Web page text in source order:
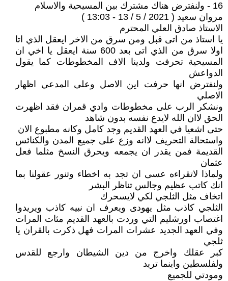
16 - ولنفترض هناك مشترك بين المسيحية والاسلام
مروان سعيد ( 2021 / 5 / 13 - 13:03 )
الاستاذ صادق العلي المحترم
يا استاذ من اتى قبل ومن سرق من الاخر ايعقل الذي اتا
اولا سرق من الذي اتى بعد 600 سنة ايعقل يا اخي ان
المسيحية تحرفت ولدينا الاف المخطوطات كما يقول
الدواعش
ولنفترض انها حرفت اين الاصل وعلى المدعي اظهار
الاصلي
ونشكر الرب على مخطوطات وادي قمران فقد اظهرت
الحق لاان الله لايدع نفسه بدون شاهد
حتى اشعيا في العهد القديم وجد كامل وكانه مطبوع الان
واستحالة التحريف لاانه وزع على جميع المدن والكنائس
القديمة فمن يقدر ان يجمعه ويحرق النسخ مثلما فعل
عثمان
ولماذا لاتقراءه عسى ان تجد به اخطاء وتنور عقولنا بما
انك كاتب عظيم وجالس تناظر البشر
اتخاف مثل الثلجي لكي لايسحرك
الثلجي كاذب مثل يهودى ويعرف ان نبيه كاذب ويريدوا
اغتصاب اورشليم التي وردت بالعهد القديم مئات المرات
وفي العهد الجديد عشرات المرات فهل ذكرت بالقران يا
ثلجي
كبر عقلك واخرج من دين الشيطان وارجع للقدس
ولفلسطين واينما تريد
ومودتي للجميع